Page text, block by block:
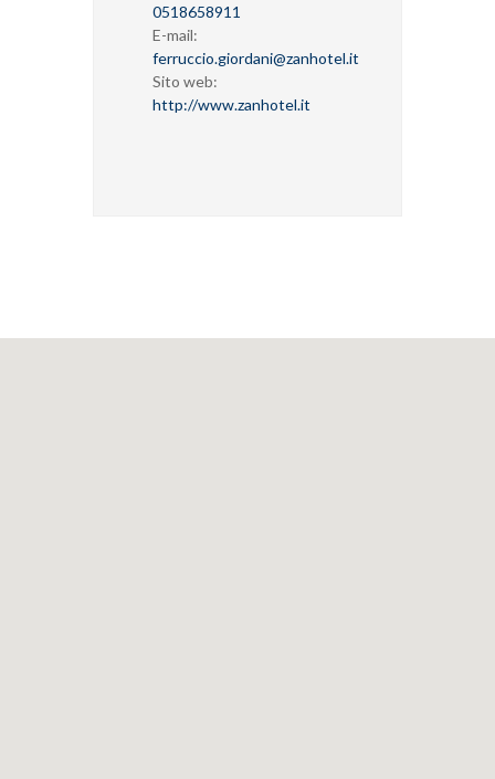
0518658911
E-mail:
ferruccio.giordani@zanhotel.it
Sito web:
http://www.zanhotel.it